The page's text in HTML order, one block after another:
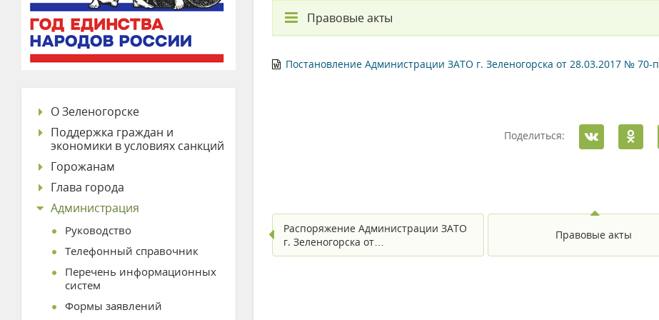
Правовые акты
Постановление Администрации ЗАТО г. Зеленогорска от 28.03.2017 № 70-п
Поделиться:
Распоряжение Администрации ЗАТО
г. Зеленогорска от…
Правовые акты
О Зеленогорске
Поддержка граждан и
экономики в условиях санкций
Горожанам
Глава города
Администрация
Руководство
Телефонный справочник
Перечень информационных
систем
Формы заявлений